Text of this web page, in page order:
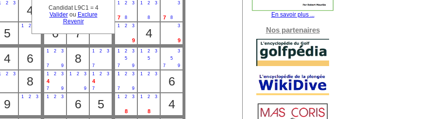
Candidat L9C1 = 4
Validerou Exclure
Revenir
2 3
4 5 9
1 2 3
7 8
1 2 3
8
3
7 8
5
1 2
6 7
1 2 3
9
4
3
9
4 6
1 2 3
7 9
8
1 2 3
7
1 2
3
5
7
9
1 2
3
5
3
5
7
9
2 3
8
1 2 3
4
7 9
1 2 3
9
1 2 3
4
7
1 2 3
7 9
1 2 3
6
9
1 2 3 1 2 3
6 5
1 2 3
8
1 2 3
8
4
En savoir plus ...
Nos partenaires